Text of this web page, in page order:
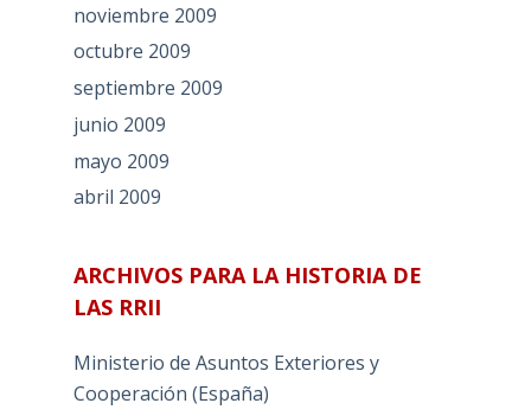
noviembre 2009
octubre 2009
septiembre 2009
junio 2009
mayo 2009
abril 2009
ARCHIVOS PARA LA HISTORIA DE
LAS RRII
Ministerio de Asuntos Exteriores y
Cooperación (España)